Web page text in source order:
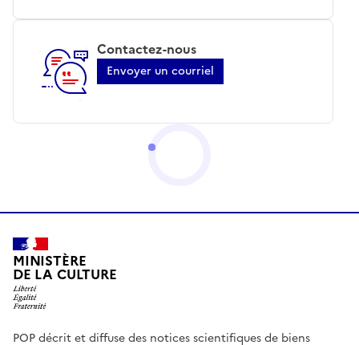
Contactez-nous
Envoyer un courriel
MINISTÈRE
DE LA CULTURE
POP décrit et diffuse des notices scientifiques de biens